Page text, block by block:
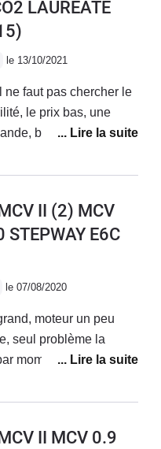
solides Ventilation
ans parcouru +
même les
LAUREATE
le 13/10/2021
ne faut pas chercher le
le prix bas, une
bref une voiture
coffre pour
été 48000 km,
changer de voiture,
II (2) MCV
STEPWAY E6C
le 07/08/2020
moteur un peu
seul problème la
moment, la marche
il aurait fallu 100ch
peu ferme, sièges
II MCV 0.9